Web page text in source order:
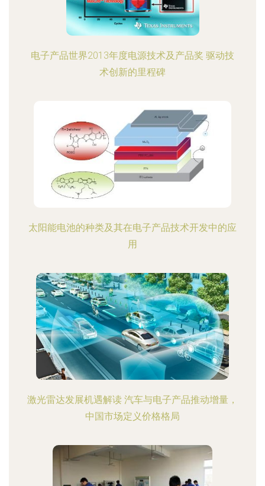
电子产品世界2013年度电源技术及产品奖 驱动技
术创新的里程碑
太阳能电池的种类及其在电子产品技术开发中的应
用
激光雷达发展机遇解读 汽车与电子产品推动增量，
中国市场定义价格格局